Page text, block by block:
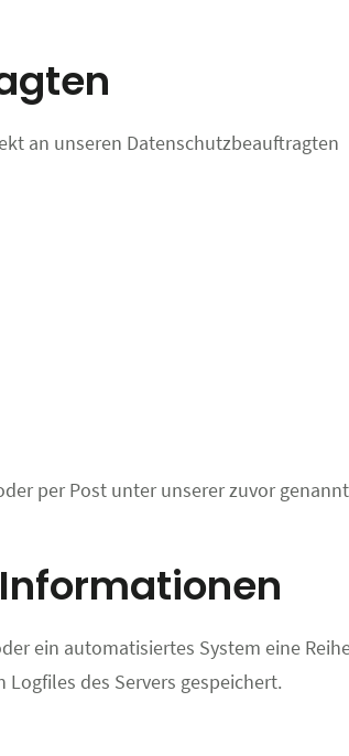
an unseren Datenschutzbeauftragten
per Post unter unserer zuvor
ein automatisiertes System eine
des Servers gespeichert.